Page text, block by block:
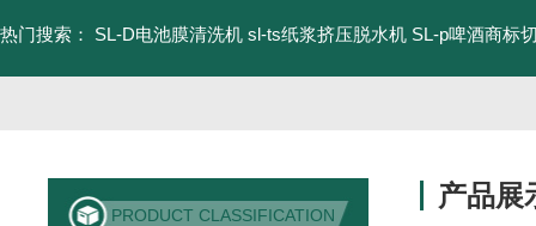
热门搜索： SL-D电池膜清洗机 sl-ts纸浆挤压脱水机 SL-p啤酒商标
PRODUCT CLASSIFICATION
产品展